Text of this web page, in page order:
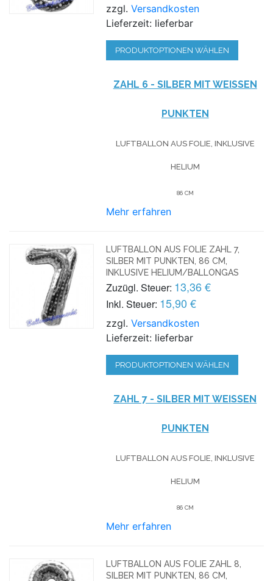
zzgl.Versandkosten
Lieferzeit: lieferbar
PRODUKTOPTIONEN WÄHLEN
ZAHL 6 - SILBER MIT WEISSEN P
UNKTEN
LUFTBALLON AUS FOLIE, INKLUSIVE
HELIUM
86 CM
Mehr erfahren
LUFTBALLON AUS FOLIE ZAHL 7,
SILBER MIT PUNKTEN, 86 CM,
INKLUSIVE HELIUM/BALLONGAS
Zuzügl. Steuer: 13,36 €
Inkl. Steuer: 15,90 €
zzgl.Versandkosten
Lieferzeit: lieferbar
PRODUKTOPTIONEN WÄHLEN
ZAHL 7 - SILBER MIT WEISSEN P
UNKTEN
LUFTBALLON AUS FOLIE, INKLUSIVE
HELIUM
86 CM
Mehr erfahren
LUFTBALLON AUS FOLIE ZAHL 8,
SILBER MIT PUNKTEN, 86 CM,